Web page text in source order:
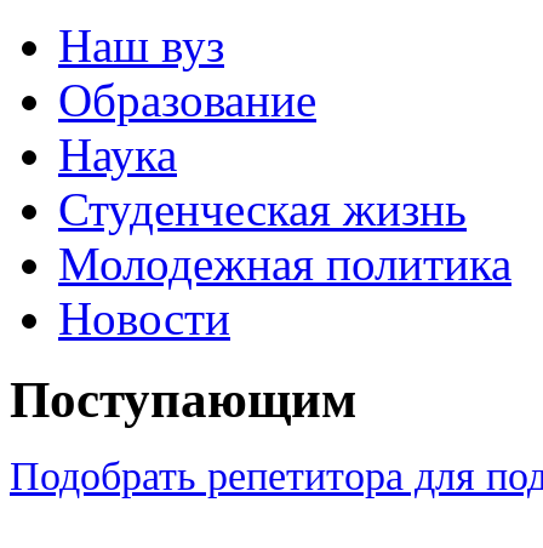
Наш вуз
Образование
Наука
Студенческая жизнь
Молодежная политика
Новости
Поступающим
Подобрать репетитора для